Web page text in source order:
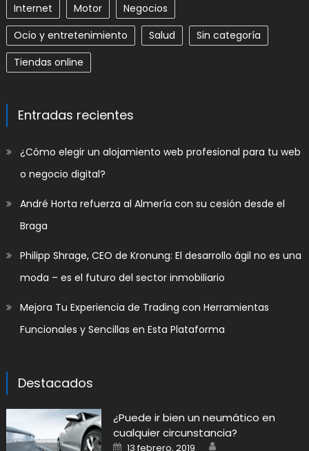
Internet
Motor
Negocios
Ocio y entretenimiento
Salud
Sin categoría
Tiendas online
Entradas recientes
​¿Cómo elegir un alojamiento web profesional para tu web
o negocio digital?
André Horta refuerza al Almería con su cesión desde el
Braga
Philipp Shrage, CEO de Kronung: El desarrollo ágil no es una
moda – es el futuro del sector inmobiliario
Mejora Tu Experiencia de Trading con Herramientas
Funcionales y Sencillas en Esta Plataforma
Destacados
¿Puede ir bien un neumático en
cualquier circunstancia?
Posted
13 febrero, 2019